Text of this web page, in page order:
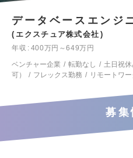
データベースエンジ
エクスチュア株式会社
年収
400万円～649万円
ベンチャー企業
転勤なし 土日祝
可）
フレックス勤務 リモートワ
募集